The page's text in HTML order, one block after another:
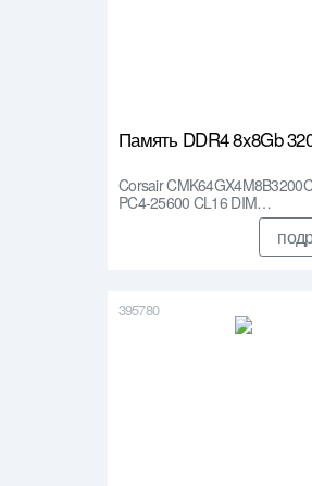
Память DDR4 8x8Gb
Corsair
PC4-25600 CL16 DIM…
395780